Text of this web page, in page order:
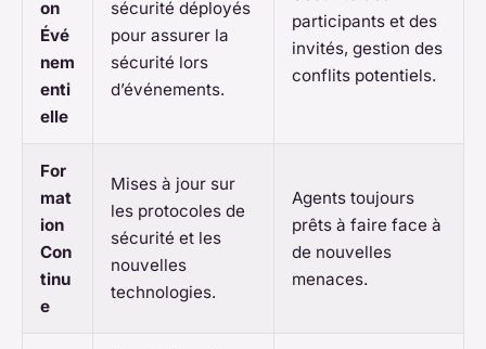
on
Évé
nem
enti
elle
sécurité déployés
pour assurer la
sécurité lors
d’événements.
participants et des
invités, gestion des
conflits potentiels.
For
mat
ion
Con
tinu
e
Mises à jour sur
les protocoles de
sécurité et les
nouvelles
technologies.
Agents toujours
prêts à faire face à
de nouvelles
menaces.